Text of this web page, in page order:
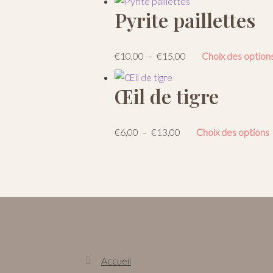
Pyrite paillettes
€10,00 – €15,00
€10,00
à
Choix des
Œil de tigre
€6,00 – €13,00 Choix des options
Accueil